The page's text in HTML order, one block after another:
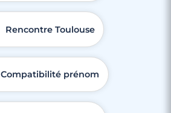
Rencontre Toulouse
Compatibilité prénom